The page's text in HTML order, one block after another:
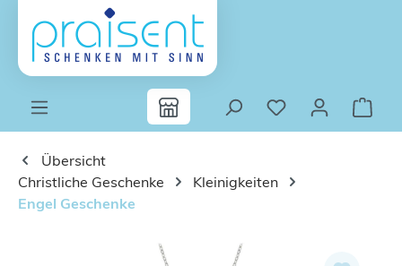
Zum Hauptinhalt springen
Übersicht
Christliche Geschenke
Kleinigkeiten
Engel Geschenke
Bildergalerie überspringen